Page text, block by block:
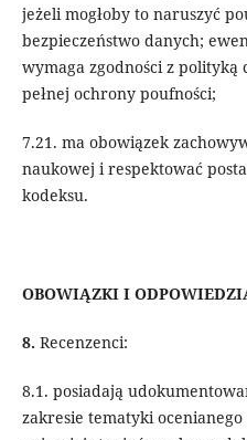
jeżeli mogłoby to naruszyć
bezpieczeństwo danych;
wymaga zgodności z polityką
pełnej ochrony poufności;
7.21. ma obowiązek
naukowej i respektować
kodeksu.
OBOWIĄZKI I
8. Recenzenci:
8.1. posiadają
zakresie tematyki